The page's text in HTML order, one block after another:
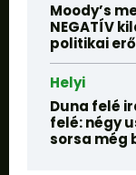
Moody’s
NEGATÍV
politikai
Helyi
Duna felé
felé: négy
sorsa még